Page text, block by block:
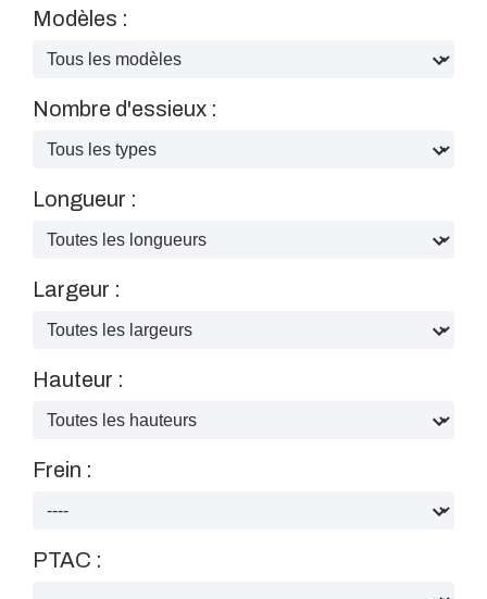
Modèles :
Nombre d'essieux :
Longueur :
Largeur :
Hauteur :
Frein :
PTAC :